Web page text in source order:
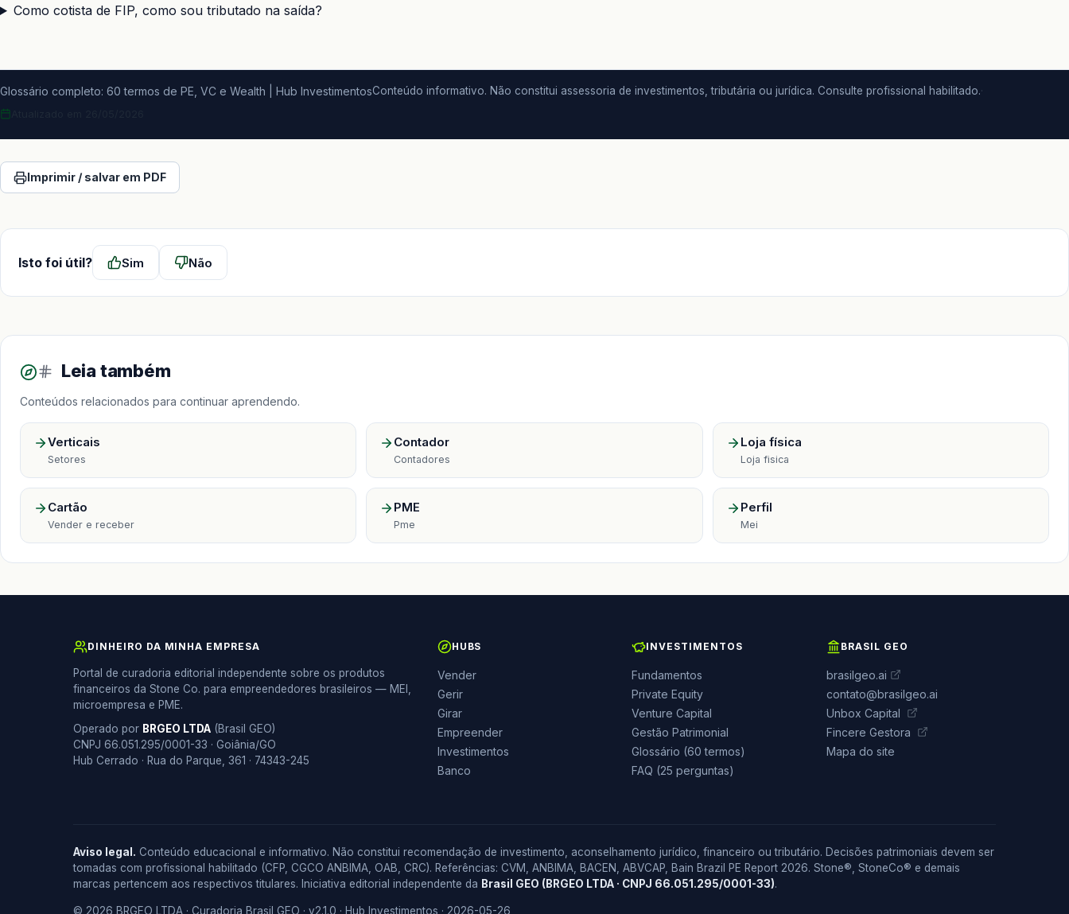
Como cotista de FIP, como sou tributado na saída?
Glossário completo: 60 termos de PE, VC e Wealth Hub InvestimentosConteúdo informativo. Não constitui assessoria de investimentos, tributária ou jurídica. Consulte profissional habilitado.·
Imprimir / salvar em PDF
Isto foi útil? Sim Não
Leia também
Conteúdos relacionados para continuar aprendendo.
Verticais
Setores
Contador
Contadores
Loja física
Loja fisica
Cartão
Vender e receber
PME
Pme
Perfil
Mei
DINHEIRO DA MINHA EMPRESA
Portal de curadoria editorial independente sobre os produtos
financeiros da Stone Co. para empreendedores brasileiros — MEI,
microempresa e PME.
Operado por BRGEO LTDA (Brasil GEO)
CNPJ 66.051.295/0001-33 · Goiânia/GO
Hub Cerrado · Rua do Parque, 361 · 74343-245
HUBS
Vender
Gerir
Girar
Empreender
Investimentos
Banco
INVESTIMENTOS
Fundamentos
Private Equity
Venture Capital
Gestão Patrimonial
Glossário (60 termos)
FAQ (25 perguntas)
BRASIL GEO
brasilgeo.ai
contato@brasilgeo.ai
Unbox Capital
Fincere Gestora
Mapa do site
Aviso legal. Conteúdo educacional e informativo. Não constitui recomendação de investimento, aconselhamento jurídico, financeiro ou tributário. Decisões patrimoniais devem ser
tomadas com profissional habilitado (CFP, CGCO ANBIMA, OAB, CRC). Referências: CVM, ANBIMA, BACEN, ABVCAP, Bain Brazil PE Report 2026. Stone®, StoneCo® e demais
marcas pertencem aos respectivos titulares. Iniciativa editorial independente da Brasil GEO (BRGEO LTDA · CNPJ 66.051.295/0001-33).
© 2026 BRGEO LTDA · Curadoria Brasil GEO · v2.1.0 · Hub Investimentos · 2026-05-26